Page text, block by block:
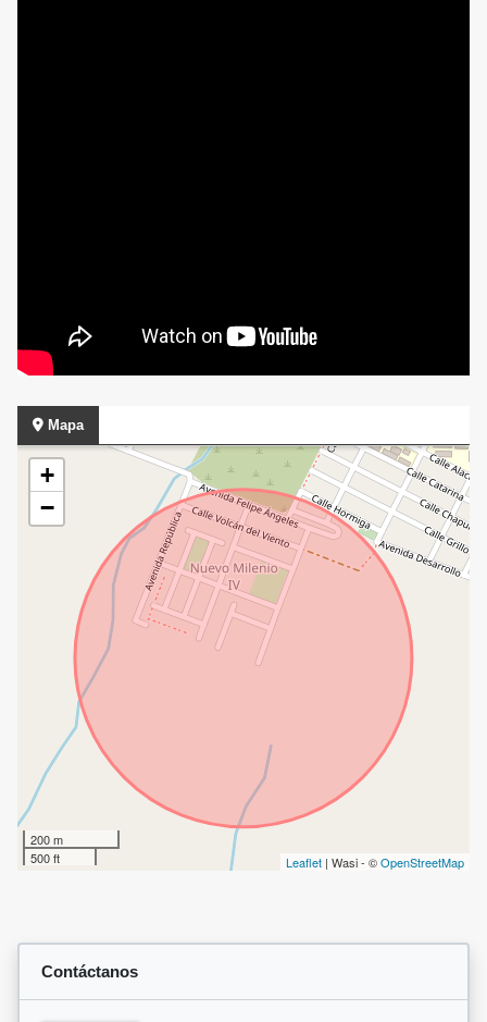
Mapa
+
−
200 m
500 ft
Leaflet | Wasi - ©OpenStreetMap
Contáctanos